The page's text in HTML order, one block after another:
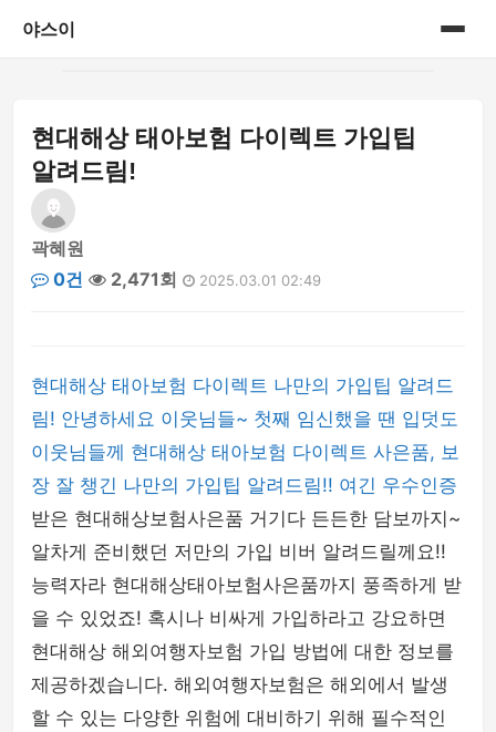
야스이
게시판
현대해상 태아보험 다이렉트 가입팁
알려드림!
곽혜원
0건
2,471회 2025.03.01 02:49
현대해상 태아보험 다이렉트 나만의 가입팁 알려드
림! 안녕하세요 이웃님들~ 첫째 임신했을 땐 입덧도
이웃님들께 현대해상 태아보험 다이렉트 사은품, 보
장 잘 챙긴 나만의 가입팁 알려드림!! 여긴 우수인증
받은 현대해상보험사은품 거기다 든든한 담보까지~
알차게 준비했던 저만의 가입 비버 알려드릴께요!!
능력자라 현대해상태아보험사은품까지 풍족하게 받
을 수 있었죠! 혹시나 비싸게 가입하라고 강요하면
현대해상 해외여행자보험 가입 방법에 대한 정보를
제공하겠습니다. 해외여행자보험은 해외에서 발생
할 수 있는 다양한 위험에 대비하기 위해 필수적인